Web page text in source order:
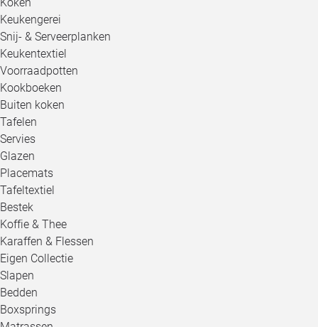
Keukengerei
Snij- & Serveerplanken
Keukentextiel
Voorraadpotten
Kookboeken
Buiten koken
Tafelen
Servies
Glazen
Placemats
Tafeltextiel
Bestek
Koffie & Thee
Karaffen & Flessen
Eigen Collectie
Slapen
Bedden
Boxsprings